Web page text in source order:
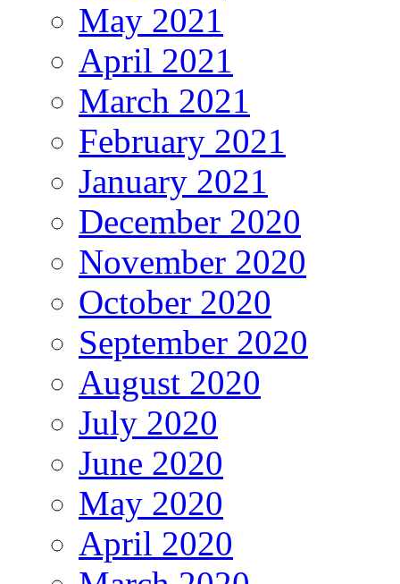
May 2021
April 2021
March 2021
February 2021
January 2021
December 2020
November 2020
October 2020
September 2020
August 2020
July 2020
June 2020
May 2020
April 2020